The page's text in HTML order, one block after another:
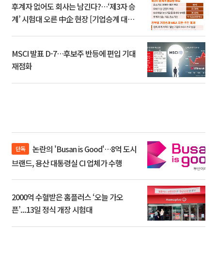
후계자 없어도 회사는 남긴다?…‘제3자 승
계’ 시험대 오른 中企 현장 [기업승계 대전
MSCI 발표 D-7…후보주 반등에 편입 기대
재점화
단독
브랜드, 용산 대통령실 CI 업체가 수행
2000억 수혈받은 홈플러스 ‘오늘 가오
픈’...13일 정식 개장 시험대